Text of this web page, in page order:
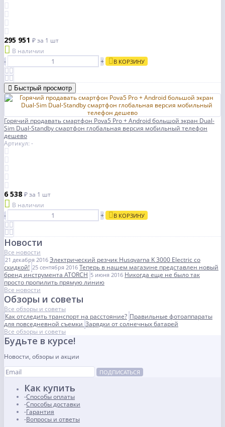
295 951 ₽за 1 шт
В наличии
-
+ В КОРЗИНУ
Быстрый просмотр
Горячий продавать смартфон Pova5 Pro + Android большой экран Dual-
Sim Dual-Standby смартфон глобальная версия мобильный телефон
дешево
Артикул: -
6 538 ₽за 1 шт
В наличии
-
+ В КОРЗИНУ
Новости
Все новости
21 декабря 2016 Электрический резчик Husqvarna K 3000 Electric со
скидкой! 25 сентября 2016 Теперь в нашем магазине представлен новый
бренд инструмента ATORCH 5 июня 2016 Никогда еще не было так
просто пропилить прямую линию
Все новости
Обзоры и советы
Все обзоры и советы
Как отследить транспорт на расстояние? Правильные фотоаппараты
для повседневной съемки Зарядки от солнечных батарей
Все обзоры и советы
Будьте в курсе!
Новости, обзоры и акции
ПОДПИСАТЬСЯ
Как купить
Способы оплаты
Способы доставки
Гарантия
Вопросы и ответы